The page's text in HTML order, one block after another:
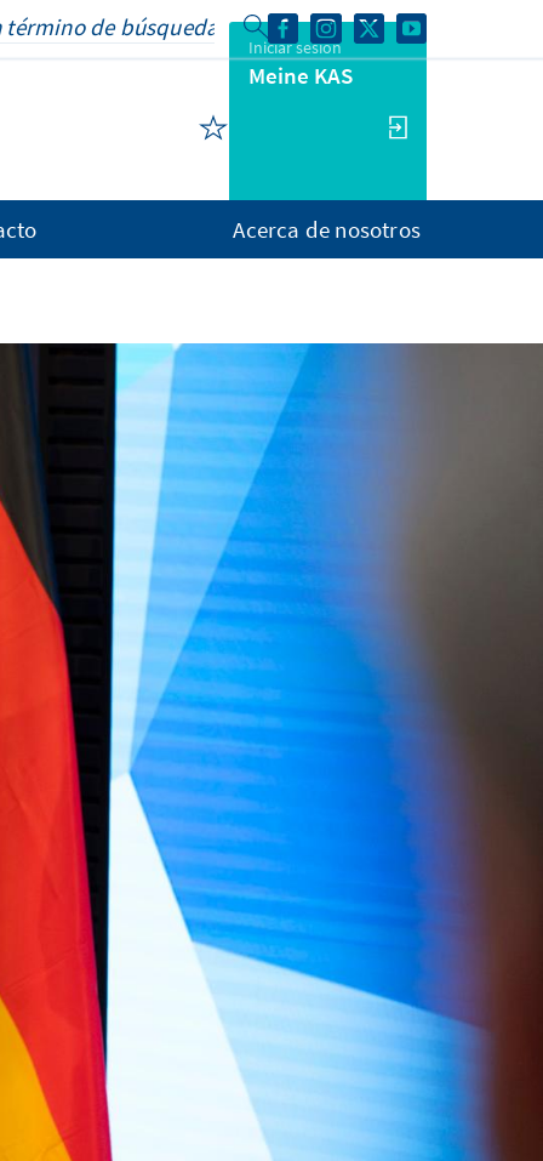
Iniciar sesión
Meine KAS
Acerca de nosotros